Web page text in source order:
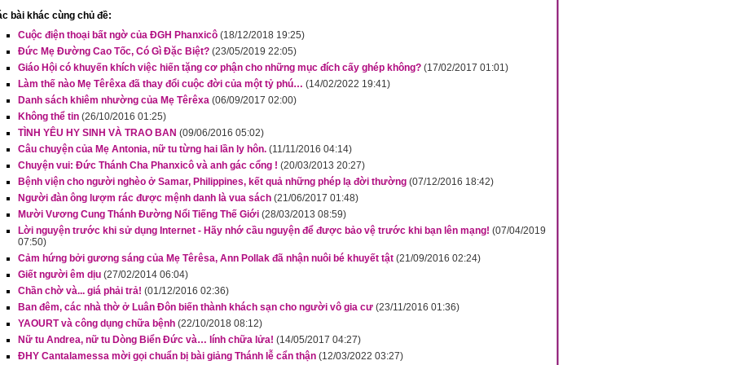
bài khác cùng chủ đề:
Cuộc điện thoại bất ngờ của ĐGH Phanxicô (18/12/2018 19:25)
Đức Mẹ Đường Cao Tốc, Có Gì Đặc Biệt? (23/05/2019 22:05)
Giáo Hội có khuyến khích việc hiến tặng cơ phận cho những mục đích cấy ghép không? (17/02/2017 01:01)
Làm thế nào Mẹ Têrêxa đã thay đổi cuộc đời của một tỷ phú… (14/02/2022 19:41)
Danh sách khiêm nhường của Mẹ Têrêxa (06/09/2017 02:00)
Không thể tin (26/10/2016 01:25)
TÌNH YÊU HY SINH VÀ TRAO BAN (09/06/2016 05:02)
Câu chuyện của Mẹ Antonia, nữ tu từng hai lần ly hôn. (11/11/2016 04:14)
Chuyện vui: Đức Thánh Cha Phanxicô và anh gác cổng ! (20/03/2013 20:27)
Bệnh viện cho người nghèo ở Samar, Philippines, kết quả những phép lạ đời thường (07/12/2016 18:42)
Người đàn ông lượm rác được mệnh danh là vua sách (21/06/2017 01:48)
Mười Vương Cung Thánh Đường Nổi Tiếng Thế Giới (28/03/2013 08:59)
Lời nguyện trước khi sử dụng Internet - Hãy nhớ cầu nguyện để được bảo vệ trước khi bạn lên mạng! (07/04/2019
07:50)
Cảm hứng bởi gương sáng của Mẹ Têrêsa, Ann Pollak đã nhận nuôi bé khuyết tật (21/09/2016 02:24)
Giết người êm dịu (27/02/2014 06:04)
Chần chờ và... giá phải trả! (01/12/2016 02:36)
Ban đêm, các nhà thờ ở Luân Đôn biến thành khách sạn cho người vô gia cư (23/11/2016 01:36)
YAOURT và công dụng chữa bệnh (22/10/2018 08:12)
Nữ tu Andrea, nữ tu Dòng Biển Đức và… lính chữa lửa! (14/05/2017 04:27)
ĐHY Cantalamessa mời gọi chuẩn bị bài giảng Thánh lễ cẩn thận (12/03/2022 03:27)